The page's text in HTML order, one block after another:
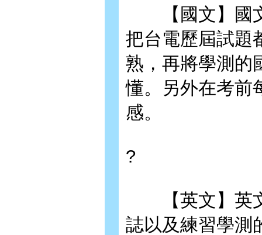
【國文】國文
把台電歷屆試題
熟，再將學測的
懂。另外在考前
感。
?
【英文】英文
誌以及練習學測